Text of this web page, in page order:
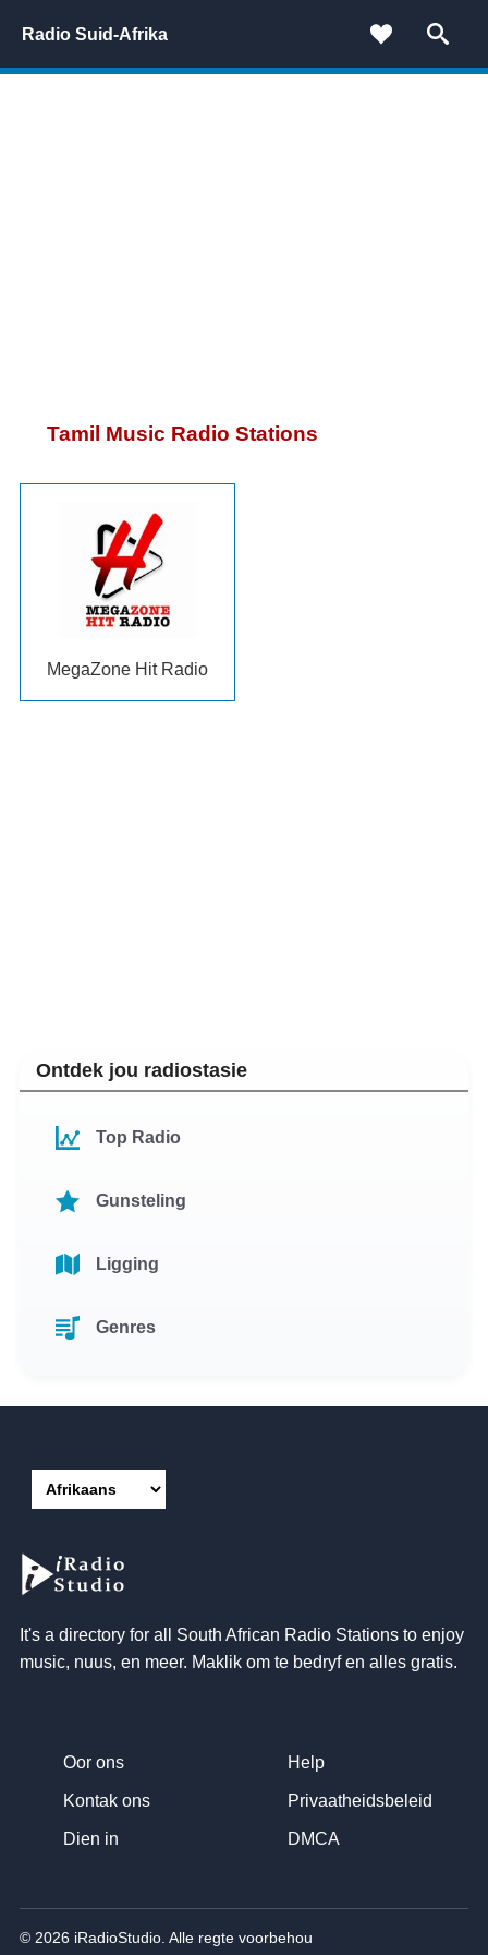
Radio Suid-Afrika
Tamil Music Radio Stations
MegaZone Hit Radio
Ontdek jou radiostasie
Top Radio
Gunsteling
Ligging
Genres
It's a directory for all South African Radio Stations to enjoy
music, nuus, en meer. Maklik om te bedryf en alles gratis.
Oor ons
Kontak ons
Dien in
Help
Privaatheidsbeleid
DMCA
© 2026 iRadioStudio. Alle regte voorbehou